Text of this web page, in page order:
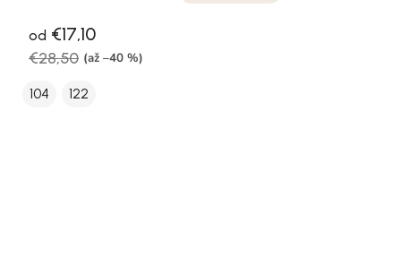
od €17,10
€28,50 (až –40 %)
104 122